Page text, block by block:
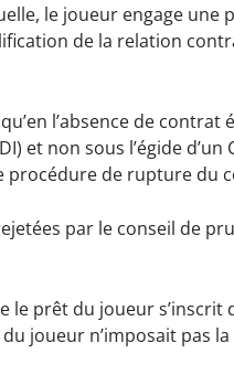
le joueur engage une
de la relation
l’absence de contrat
et non sous l’égide
procédure de rupture du
par le conseil de
le prêt du joueur
joueur n’imposait pas